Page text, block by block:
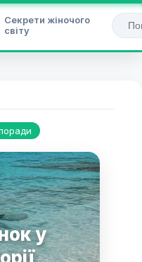
Секрети жіночого
світу
у